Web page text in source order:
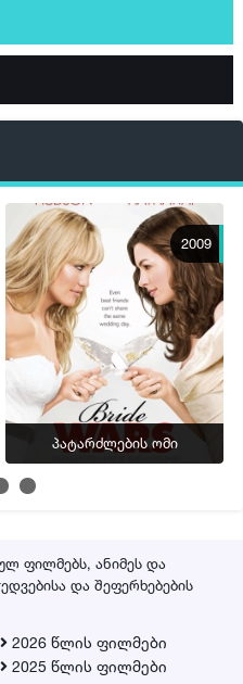
2009
პატარძლების ომი
ფილმებს, ანიმეს და
და შეფერხებების
2026 წლის ფილმები
2025 წლის ფილმები